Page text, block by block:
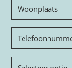
Woonplaats
Telefoon
Onderwerp